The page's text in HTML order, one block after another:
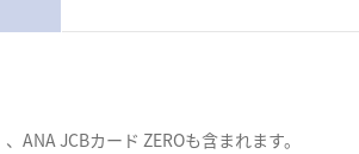
ANA JCBカード ZEROも含まれます。